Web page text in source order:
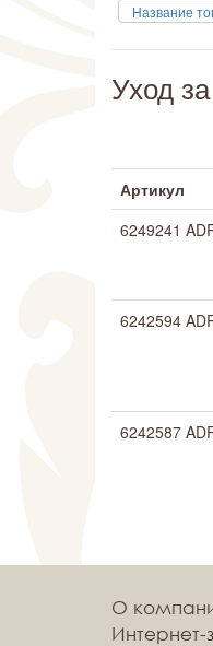
Название
Уход
Артикул
6249241
6242594
6242587
О
Интернет-